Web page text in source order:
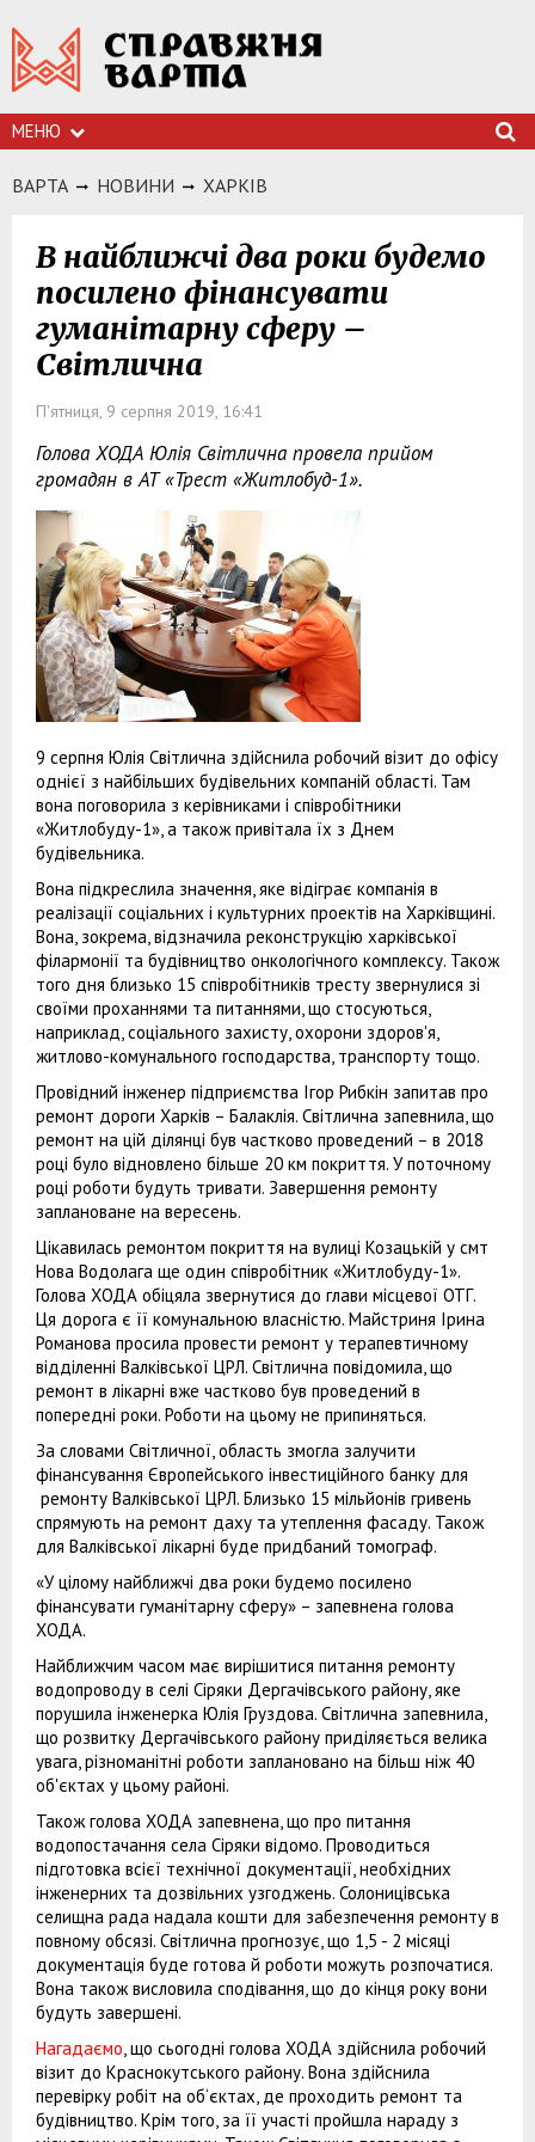
МЕНЮ
ВАРТА НОВИНИ ХАРКIВ
В найближчі два роки будемо
посилено фінансувати
гуманітарну сферу –
Світлична
П'ятниця, 9 серпня 2019, 16:41
Голова ХОДА Юлія Світлична провела прийом
громадян в АТ «Трест «Житлобуд-1».
9 серпня Юлія Світлична здійснила робочий візит до офісу
однієї з найбільших будівельних компаній області. Там
вона поговорила з керівниками і співробітники
«Житлобуду-1», а також привітала їх з Днем
будівельника.
Вона підкреслила значення, яке відіграє компанія в
реалізації соціальних і культурних проектів на Харківщині.
Вона, зокрема, відзначила реконструкцію харківської
філармонії та будівництво онкологічного комплексу. Також
того дня близько 15 співробітників тресту звернулися зі
своїми проханнями та питаннями, що стосуються,
наприклад, соціального захисту, охорони здоров'я,
житлово-комунального господарства, транспорту тощо.
Провідний інженер підприємства Ігор Рибкін запитав про
ремонт дороги Харків – Балаклія. Світлична запевнила, що
ремонт на цій ділянці був частково проведений – в 2018
році було відновлено більше 20 км покриття. У поточному
році роботи будуть тривати. Завершення ремонту
заплановане на вересень.
Цікавилась ремонтом покриття на вулиці Козацькій у смт
Нова Водолага ще один співробітник «Житлобуду-1».
Голова ХОДА обіцяла звернутися до глави місцевої ОТГ.
Ця дорога є її комунальною власністю. Майстриня Ірина
Романова просила провести ремонт у терапевтичному
відділенні Валківської ЦРЛ. Світлична повідомила, що
ремонт в лікарні вже частково був проведений в
попередні роки. Роботи на цьому не припиняться.
За словами Світличної, область змогла залучити
фінансування Європейського інвестиційного банку для
ремонту Валківської ЦРЛ. Близько 15 мільйонів гривень
спрямують на ремонт даху та утеплення фасаду. Також
для Валківської лікарні буде придбаний томограф.
«У цілому найближчі два роки будемо посилено
фінансувати гуманітарну сферу» – запевнена голова
ХОДА.
Найближчим часом має вирішитися питання ремонту
водопроводу в селі Сіряки Дергачівського району, яке
порушила інженерка Юлія Груздова. Світлична запевнила,
що розвитку Дергачівського району приділяється велика
увага, різноманітні роботи заплановано на більш ніж 40
об'єктах у цьому районі.
Також голова ХОДА запевнена, що про питання
водопостачання села Сіряки відомо. Проводиться
підготовка всієї технічної документації, необхідних
інженерних та дозвільних узгоджень. Солоницівська
селищна рада надала кошти для забезпечення ремонту в
повному обсязі. Світлична прогнозує, що 1,5 - 2 місяці
документація буде готова й роботи можуть розпочатися.
Вона також висловила сподівання, що до кінця року вони
будуть завершені.
Нагадаємо , що сьогодні голова ХОДА здійснила робочий
візит до Краснокутського району. Вона здійснила
перевірку робіт на об‘єктах, де проходить ремонт та
будівництво. Крім того, за її участі пройшла нараду з